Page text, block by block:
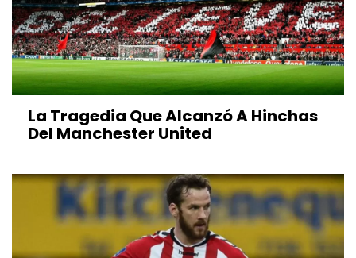
La Tragedia Que Alcanzó A Hinchas
Del Manchester United